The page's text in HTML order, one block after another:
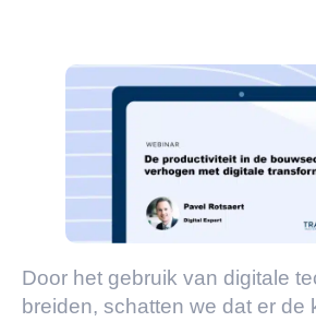
Door het gebruik van digitale
breiden, schatten we dat er de